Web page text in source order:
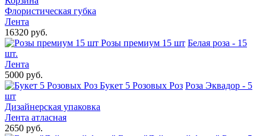
Флористическая губка
Лента
16320 руб.
Розы премиум 15 шт Белая роза - 15
шт.
Лента
5000 руб.
Букет 5 Розовых Роз Роза Эквадор - 5
шт
Дизайнерская упаковка
Лента атласная
2650 руб.